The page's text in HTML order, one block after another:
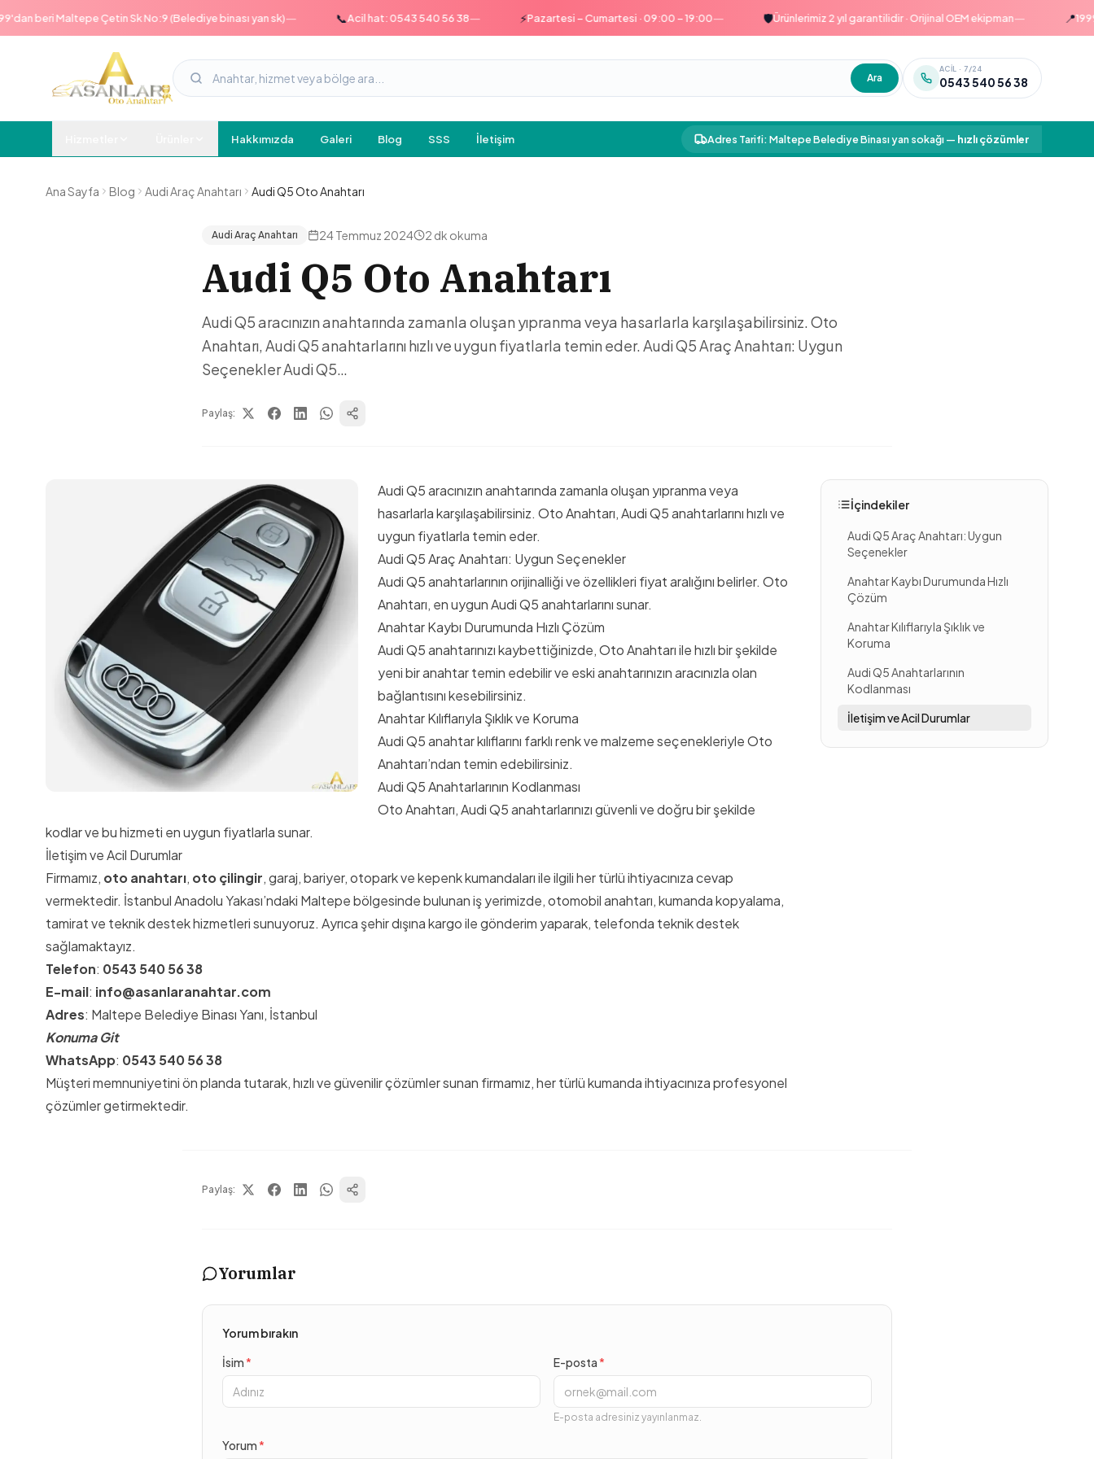
beri Maltepe Çetin Sk No:9 (Belediye binası yan sk)— Acil hat: 0543 540 56 38— Pazartesi – Cumartesi · 09:00 – 19:00— Ürünlerimiz 2 yıl garantilidir · Orijinal OEM ekipman—
Ara
ACIL · 7/24
0543 540 56 38
Hakkımızda Galeri Blog SSS İletişim Adres Tarifi: Maltepe Belediye Binası yan sokağı— hızlı çözümler
Ana Sayfa Blog Audi Araç Anahtarı Audi Q5 Oto Anahtarı
Audi Araç Anahtarı 24 Temmuz 2024 2 dk okuma
Audi Q5 Oto Anahtarı
Audi Q5 aracınızın anahtarında zamanla oluşan yıpranma veya hasarlarla karşılaşabilirsiniz. Oto
Anahtarı, Audi Q5 anahtarlarını hızlı ve uygun fiyatlarla temin eder. Audi Q5 Araç Anahtarı: Uygun
Seçenekler Audi Q5…
Paylaş:
Audi Q5 aracınızın anahtarında zamanla oluşan yıpranma veya
hasarlarla karşılaşabilirsiniz. Oto Anahtarı, Audi Q5 anahtarlarını hızlı ve
uygun fiyatlarla temin eder.
Audi Q5 Araç Anahtarı: Uygun Seçenekler
Audi Q5 anahtarlarının orijinalliği ve özellikleri fiyat aralığını belirler. Oto
Anahtarı, en uygun Audi Q5 anahtarlarını sunar.
Anahtar Kaybı Durumunda Hızlı Çözüm
Audi Q5 anahtarınızı kaybettiğinizde, Oto Anahtarı ile hızlı bir şekilde
yeni bir anahtar temin edebilir ve eski anahtarınızın aracınızla olan
bağlantısını kesebilirsiniz.
Anahtar Kılıflarıyla Şıklık ve Koruma
Audi Q5 anahtar kılıflarını farklı renk ve malzeme seçenekleriyle Oto
Anahtarı’ndan temin edebilirsiniz.
Audi Q5 Anahtarlarının Kodlanması
Oto Anahtarı, Audi Q5 anahtarlarınızı güvenli ve doğru bir şekilde
kodlar ve bu hizmeti en uygun fiyatlarla sunar.
İletişim ve Acil Durumlar
Firmamız, oto anahtarı, oto çilingir, garaj, bariyer, otopark ve kepenk kumandaları ile ilgili her türlü ihtiyacınıza cevap
vermektedir. İstanbul Anadolu Yakası’ndaki Maltepe bölgesinde bulunan iş yerimizde, otomobil anahtarı, kumanda kopyalama,
tamirat ve teknik destek hizmetleri sunuyoruz. Ayrıca şehir dışına kargo ile gönderim yaparak, telefonda teknik destek
sağlamaktayız.
Telefon: 0543 540 56 38
E-mail: info@asanlaranahtar.com
Adres: Maltepe Belediye Binası Yanı, İstanbul
Konuma Git
WhatsApp: 0543 540 56 38
Müşteri memnuniyetini ön planda tutarak, hızlı ve güvenilir çözümler sunan firmamız, her türlü kumanda ihtiyacınıza profesyonel
çözümler getirmektedir.
İçindekiler
Audi Q5 Araç Anahtarı: Uygun
Seçenekler
Anahtar Kaybı Durumunda Hızlı
Çözüm
Anahtar Kılıflarıyla Şıklık ve
Koruma
Audi Q5 Anahtarlarının
Kodlanması
İletişim ve Acil Durumlar
Paylaş:
Yorumlar
Yorum bırakın
İsim* E-posta*
E-posta adresiniz yayınlanmaz.
Yorum*